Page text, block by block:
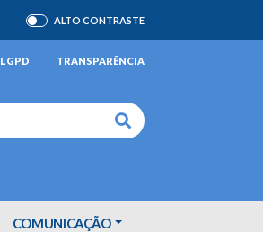
ATIVAR/DESATIVAR
ALTO CONTRASTE
LGPD TRANSPARÊNCIA
Buscar
COMUNICAÇÃO